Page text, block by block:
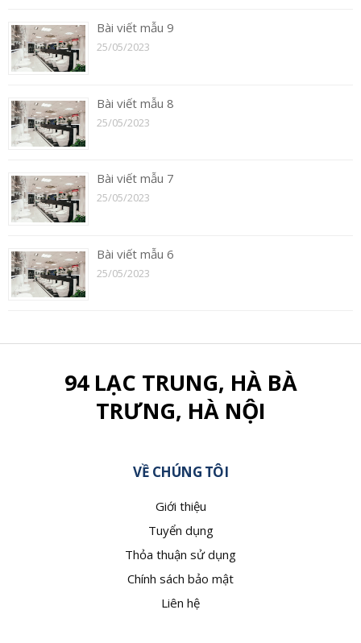
Bài viết mẫu 9
25/05/2023
Bài viết mẫu 8
25/05/2023
Bài viết mẫu 7
25/05/2023
Bài viết mẫu 6
25/05/2023
94 LẠC TRUNG, HÀ BÀ
TRƯNG, HÀ NỘI
VỀ CHÚNG TÔI
Giới thiệu
Tuyển dụng
Thỏa thuận sử dụng
Chính sách bảo mật
Liên hệ